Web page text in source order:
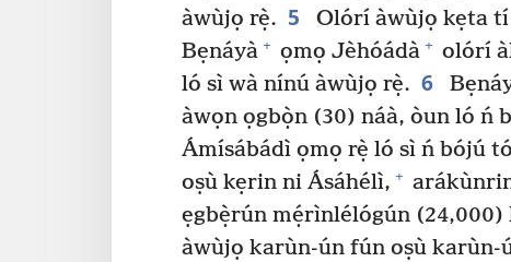
àwùjọ rẹ̀. 5
Olórí àwùjọ kẹta
Bẹnáyà + ọmọ Jèhóádà + olórí
ló sì wà nínú àwùjọ rẹ̀. 6
àwọn ọgbọ̀n (30) náà, òun ló ń
Ámísábádì ọmọ rẹ̀ ló sì ń bójú
oṣù kẹrin ni Ásáhélì, +
ẹgbẹ̀rún mẹ́rìnlélógún (24,000)
àwùjọ karùn-ún fún oṣù